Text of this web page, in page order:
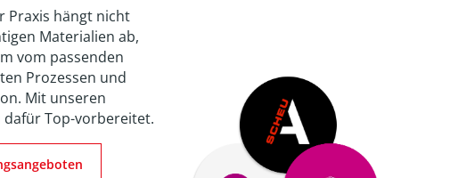
Praxis hängt nicht
Materialien ab,
vom passenden
Prozessen und
Mit unseren
Top-vorbereitet.